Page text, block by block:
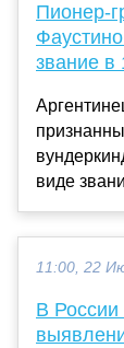
Пионер-
звание в
виде
11:00, 22
В России